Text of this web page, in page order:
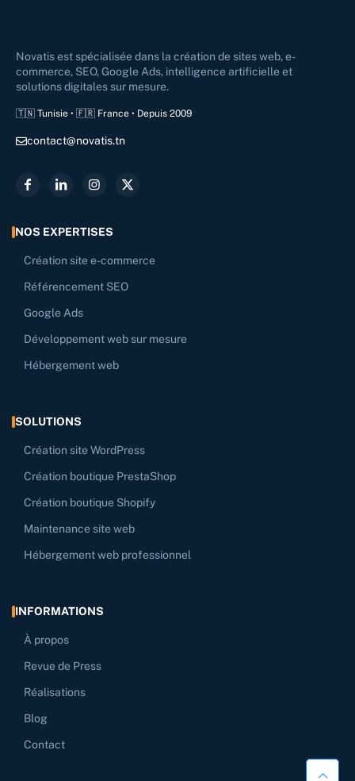
Novatis est spécialisée dans la création de sites web, e-
commerce, SEO, Google Ads, intelligence artificielle et
solutions digitales sur mesure.
🇹🇳 Tunisie • 🇫🇷 France • Depuis 2009
contact@novatis.tn
NOS EXPERTISES
Création site e-commerce
Référencement SEO
Google Ads
Développement web sur mesure
Hébergement web
SOLUTIONS
Création site WordPress
Création boutique PrestaShop
Création boutique Shopify
Maintenance site web
Hébergement web professionnel
INFORMATIONS
À propos
Revue de Press
Réalisations
Blog
Contact